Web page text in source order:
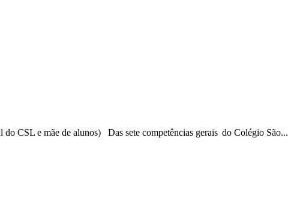
CSL e mãe de alunos) Das sete competências gerais do Colégio São...